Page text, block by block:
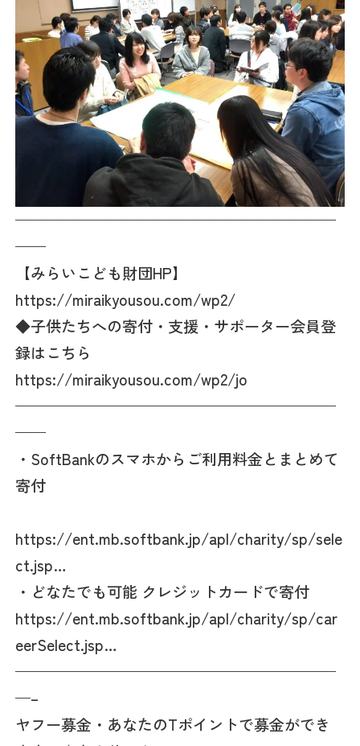
—————————————————————
——
【みらいこども財団HP】
https://miraikyousou.com/wp2/
◆子供たちへの寄付・支援・サポーター会員登
録はこちら
https://miraikyousou.com/wp2/jo
—————————————————————
——
・SoftBankのスマホからご利用料金とまとめて
寄付
https://ent.mb.softbank.jp/apl/charity/sp/sele
ct.jsp…
・どなたでも可能 クレジットカードで寄付
https://ent.mb.softbank.jp/apl/charity/sp/car
eerSelect.jsp…
—————————————————————
—–
ヤフー募金・あなたのTポイントで募金ができ